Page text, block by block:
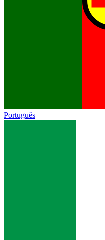
Português